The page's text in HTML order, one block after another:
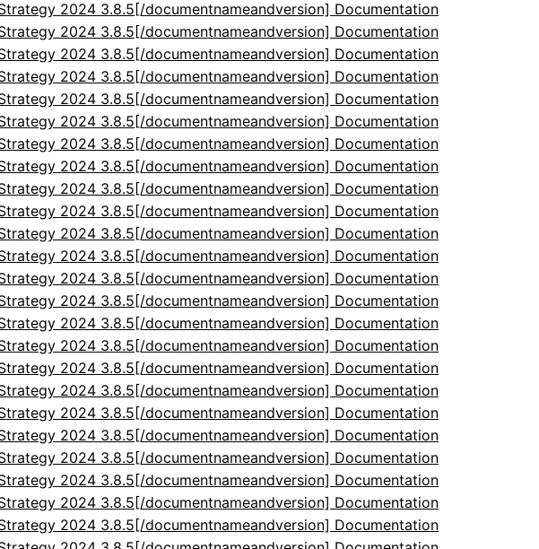
2024 3.8.5[/documentnameandversion] Documentation
2024 3.8.5[/documentnameandversion] Documentation
2024 3.8.5[/documentnameandversion] Documentation
2024 3.8.5[/documentnameandversion] Documentation
2024 3.8.5[/documentnameandversion] Documentation
2024 3.8.5[/documentnameandversion] Documentation
2024 3.8.5[/documentnameandversion] Documentation
2024 3.8.5[/documentnameandversion] Documentation
2024 3.8.5[/documentnameandversion] Documentation
2024 3.8.5[/documentnameandversion] Documentation
2024 3.8.5[/documentnameandversion] Documentation
2024 3.8.5[/documentnameandversion] Documentation
2024 3.8.5[/documentnameandversion] Documentation
2024 3.8.5[/documentnameandversion] Documentation
2024 3.8.5[/documentnameandversion] Documentation
2024 3.8.5[/documentnameandversion] Documentation
2024 3.8.5[/documentnameandversion] Documentation
2024 3.8.5[/documentnameandversion] Documentation
2024 3.8.5[/documentnameandversion] Documentation
2024 3.8.5[/documentnameandversion] Documentation
2024 3.8.5[/documentnameandversion] Documentation
2024 3.8.5[/documentnameandversion] Documentation
2024 3.8.5[/documentnameandversion] Documentation
2024 3.8.5[/documentnameandversion] Documentation